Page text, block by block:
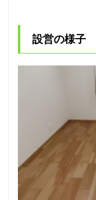
設営の様子